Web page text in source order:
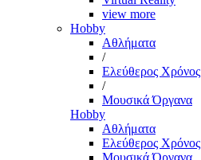
view more
Hobby
Αθλήματα
/
Ελεύθερος Χρόνος
/
Μουσικά Όργανα
Hobby
Αθλήματα
Ελεύθερος Χρόνος
Μουσικά Όργανα